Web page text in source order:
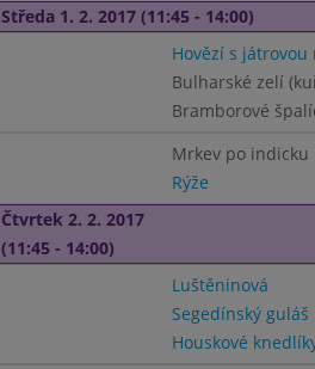
Středa 1. 2. 2017 (11:45 - 14:00)
Hovězí s játrovou
Bulharské zelí
Bramborové
Mrkev po indicku
Rýže
Čtvrtek 2. 2. 2017
(11:45 - 14:00)
Luštěninová
Segedínský guláš
Houskové